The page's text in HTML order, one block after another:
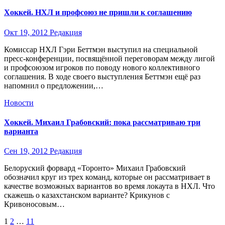
Хоккей. НХЛ и профсоюз не пришли к соглашению
Окт 19, 2012 Редакция
Комиссар НХЛ Гэри Беттмэн выступил на специальной
пресс-конференции, посвящённой переговорам между лигой
и профсоюзом игроков по поводу нового коллективного
соглашения. В ходе своего выступления Беттмэн ещё раз
напомнил о предложении,…
Новости
Хоккей. Михаил Грабовский: пока рассматриваю три
варианта
Сен 19, 2012 Редакция
Белоруский форвард «Торонто» Михаил Грабовский
обозначил круг из трех команд, которые он рассматривает в
качестве возможных вариантов во время локаута в НХЛ. Что
скажешь о казахстанском варианте? Крикунов с
Кривоносовым…
1 2 … 11